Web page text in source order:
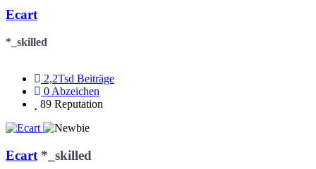
Ecart
*_skilled
2,2Tsd Beiträge
0 Abzeichen
89 Reputation
Ecart *_skilled